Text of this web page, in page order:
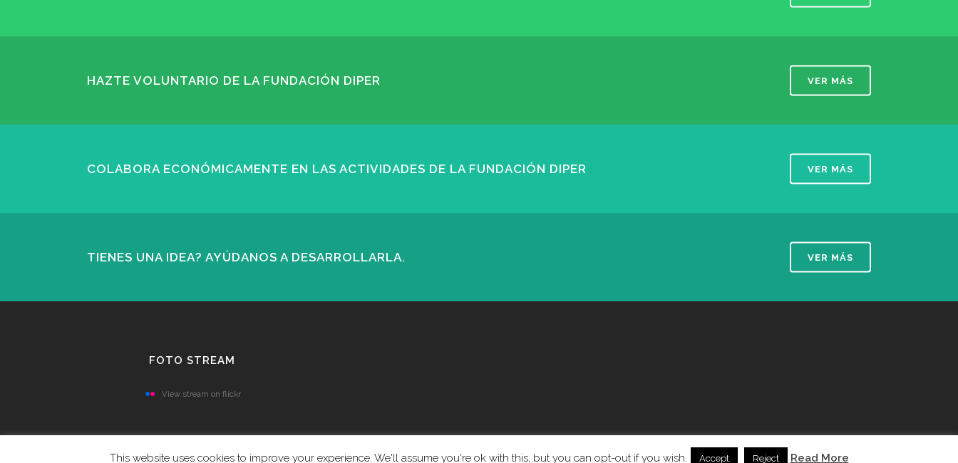
HAZTE VOLUNTARIO DE LA FUNDACIÓN DIPER VER MÁS
COLABORA ECONÓMICAMENTE EN LAS ACTIVIDADES DE LA FUNDACIÓN DIPER VER MÁS
TIENES UNA IDEA? AYÚDANOS A DESARROLLARLA. VER MÁS
FOTO STREAM
View stream on flickr
© Copyright Fundación Diper
This website uses cookies to improve your experience. We'll assume you're ok with this, but you can opt-out if you wish. Accept Reject Read More